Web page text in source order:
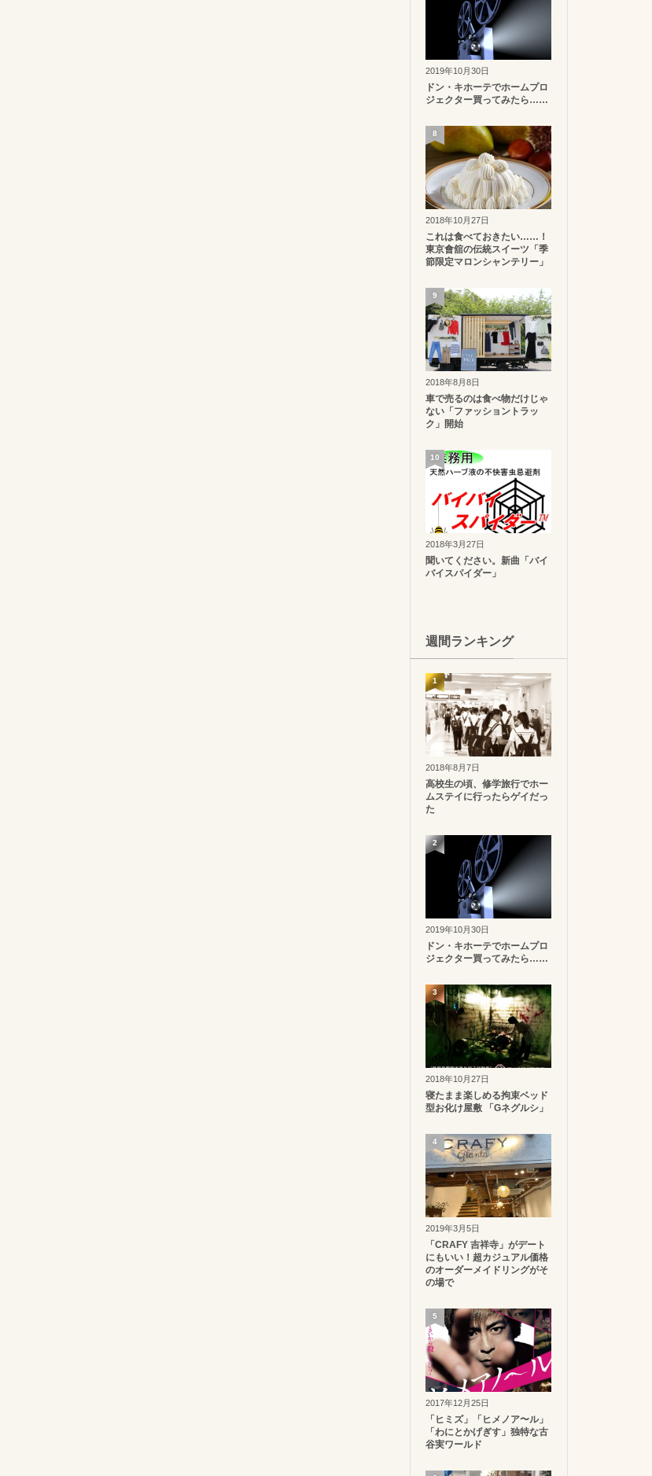
2019年10月30日
ドン・キホーテでホームプロ
ジェクター買ってみたら……
2018年10月27日
これは食べておきたい……！
東京會舘の伝統スイーツ「季
節限定マロンシャンテリー」
8
2018年8月8日
車で売るのは食べ物だけじゃ
ない「ファッショントラッ
ク」開始
9
2018年3月27日
聞いてください。新曲「バイ
バイスパイダー」
10
週間ランキング
2018年8月7日
高校生の頃、修学旅行でホー
ムステイに行ったらゲイだっ
た
1
2019年10月30日
ドン・キホーテでホームプロ
ジェクター買ってみたら……
2
2018年10月27日
寝たまま楽しめる拘束ベッド
型お化け屋敷 「Gネグルシ」
3
2019年3月5日
「CRAFY 吉祥寺」がデート
にもいい！超カジュアル価格
のオーダーメイドリングがそ
の場で
4
2017年12月25日
「ヒミズ」「ヒメノア〜ル」
「わにとかげぎす」独特な古
谷実ワールド
5